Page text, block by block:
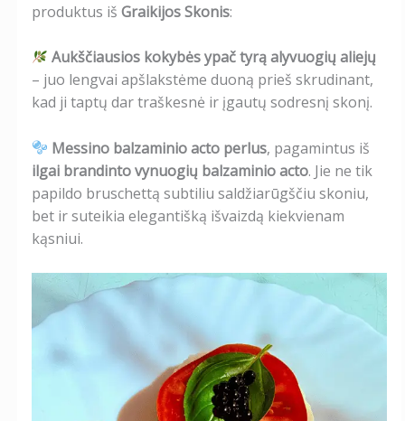
produktus iš Graikijos Skonis:
Aukščiausios kokybės ypač tyrą alyvuogių aliejų
– juo lengvai apšlakstėme duoną prieš skrudinant,
kad ji taptų dar traškesnė ir įgautų sodresnį skonį.
Messino balzaminio acto perlus, pagamintus iš
ilgai brandinto vynuogių balzaminio acto. Jie ne tik
papildo bruschettą subtiliu saldžiarūgščiu skoniu,
bet ir suteikia elegantišką išvaizdą kiekvienam
kąsniui.